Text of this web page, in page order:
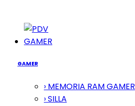
GAMER
GAMER
› MEMORIA RAM GAMER
› SILLA